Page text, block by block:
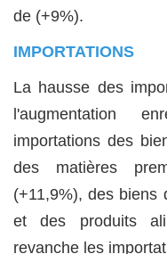
de (+9%).
IMPORTATIONS
La hausse des
l'augmentation
importations des
des matières
(+11,9%), des biens
et des produits
revanche les